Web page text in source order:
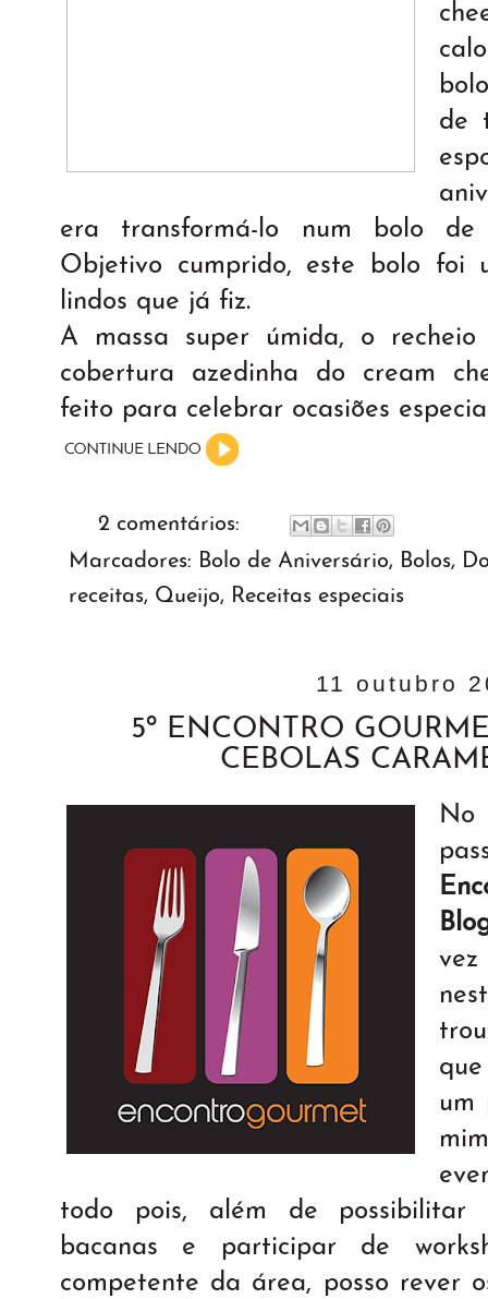
de
era transformá-lo num bolo
Objetivo cumprido, este bolo foi
lindos que já fiz.
A massa super úmida, o
cobertura azedinha do cream
feito para celebrar ocasiões
2 comentários:
Marcadores: Bolo de Aniversário, Bolos,
receitas, Queijo, Receitas especiais
11 outubro
5º ENCONTRO
CEBOLAS
um
todo pois, além de possibilitar
bacanas e participar de
competente da área, posso rever